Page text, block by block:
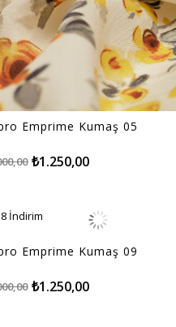
Emprime Kumaş 05
₺1.250,00
Emprime Kumaş 09
₺1.250,00
İndirim